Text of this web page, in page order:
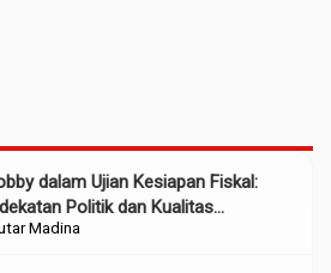
Madina
dalam Ujian Kesiapan Fiskal:
Politik dan Kualitas